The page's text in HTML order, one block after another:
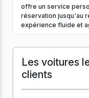
offre un service
réservation jusqu'au
expérience fluide et
Les voitures
clients